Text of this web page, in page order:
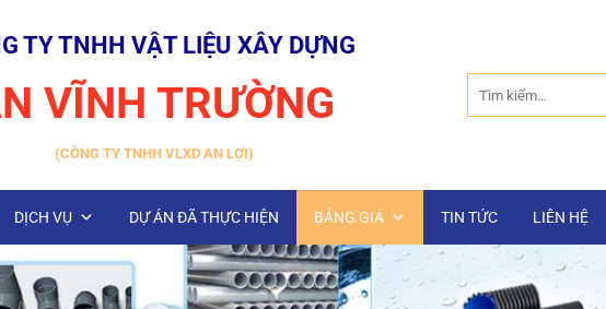
TY TNHH VẬT LIỆU XÂY DỰNG
VĨNH TRƯỜNG
(CÔNG TY TNHH VLXD AN LỢI)
kiếm:
DỊCH VỤ DỰ ÁN ĐÃ THỰC HIỆN BẢNG GIÁ TIN TỨC LIÊN HỆ